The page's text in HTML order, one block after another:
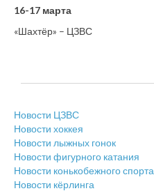
16-17 марта
«Шахтёр» – ЦЗВС
Новости ЦЗВС
Новости хоккея
Новости лыжных гонок
Новости фигурного катания
Новости конькобежного спорта
Новости кёрлинга